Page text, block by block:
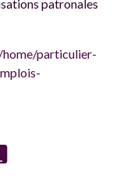
patronales
particulier-